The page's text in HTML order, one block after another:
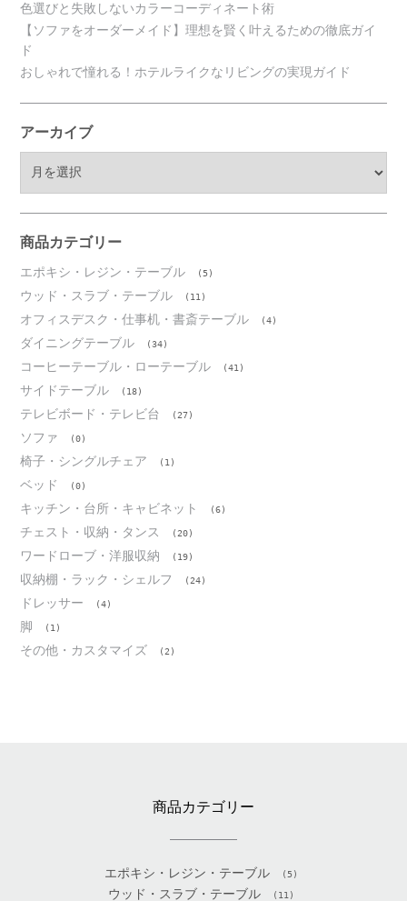
色選びと失敗しないカラーコーディネート術
【ソファをオーダーメイド】理想を賢く叶えるための徹底ガイ
ド
おしゃれで憧れる！ホテルライクなリビングの実現ガイド
アーカイブ
ブ
商品カテゴリー
エポキシ・レジン・テーブル (5)
ウッド・スラブ・テーブル (11)
オフィスデスク・仕事机・書斎テーブル (4)
ダイニングテーブル (34)
コーヒーテーブル・ローテーブル (41)
サイドテーブル (18)
テレビボード・テレビ台 (27)
ソファ (0)
椅子・シングルチェア (1)
ベッド (0)
キッチン・台所・キャビネット (6)
チェスト・収納・タンス (20)
ワードローブ・洋服収納 (19)
収納棚・ラック・シェルフ (24)
ドレッサー (4)
脚 (1)
その他・カスタマイズ (2)
商品カテゴリー
エポキシ・レジン・テーブル (5)
ウッド・スラブ・テーブル (11)